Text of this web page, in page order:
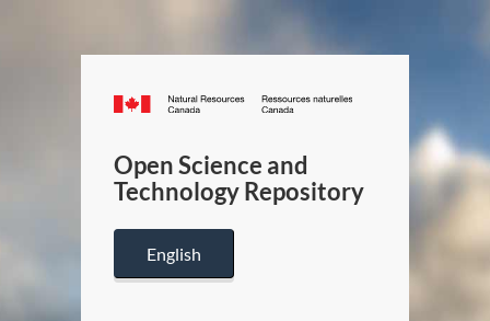
Canada.ca
/
Canada
Open Science and
Technology Repository
English